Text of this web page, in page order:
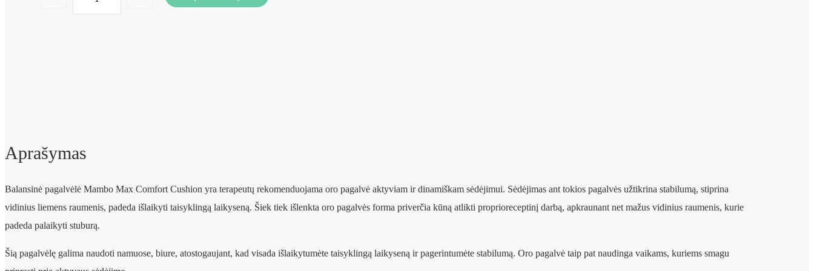
Aprašymas
Balansinė pagalvėlė Mambo Max Comfort Cushion yra terapeutų rekomenduojama oro pagalvė aktyviam ir dinamiškam sėdėjimui. Sėdėjimas ant tokios pagalvės užtikrina stabilumą, stiprina
vidinius liemens raumenis, padeda išlaikyti taisyklingą laikyseną. Šiek tiek išlenkta oro pagalvės forma priverčia kūną atlikti proprioreceptinį darbą, apkraunant net mažus vidinius raumenis, kurie
padeda palaikyti stuburą.
Šią pagalvėlę galima naudoti namuose, biure, atostogaujant, kad visada išlaikytumėte taisyklingą laikyseną ir pagerintumėte stabilumą. Oro pagalvė taip pat naudinga vaikams, kuriems smagu